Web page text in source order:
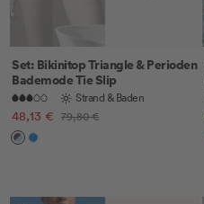
Set: Bikinitop Triangle & Perioden
Bademode Tie Slip
Strand & Baden
Angebotspreis
48,13 € Regulärer
79,80 €
CocoaElectric